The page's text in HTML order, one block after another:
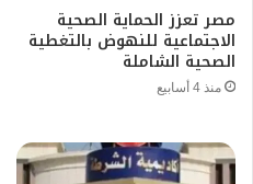
مصر تعزز الحماية الصحية
الاجتماعية للنهوض بالتغطية
الصحية الشاملة
منذ 4 أسابيع